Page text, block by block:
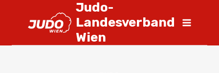
Judo-
Landesverband
Wien